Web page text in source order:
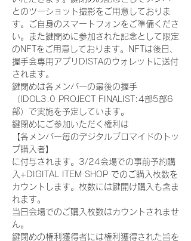
とのツーショット撮影をご用意しておりま
す。ご自身のスマートフォンをご準備くださ
い。また鍵閉めに参加された記念として限定
のNFTをご用意しております。NFTは後日、
握手会専用アプリDISTAのウォレットに送付
されます。
鍵閉めは各メンバーの最後の握手
（IDOL3.0 PROJECT FINALIST:4部5部6
部）で実施を予定しています。
鍵閉めにご参加いただく権利は
【各メンバー毎のデジタルブロマイドのトッ
プ購入者】
に付与されます。3/24会場での事前予約購
入+DIGITAL ITEM SHOP でのご購入枚数を
カウントします。枚数には鍵開け購入も含ま
れます。
当日会場でのご購入枚数はカウントされませ
ん。
鍵閉めの権利獲得者には権利獲得された旨を